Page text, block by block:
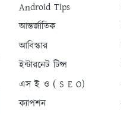
Android Tips
আন্তর্জাতিক
আবিস্কার
ইন্টারনেট টিপ্স
এস ই ও ( S E O)
ক্যাপশন